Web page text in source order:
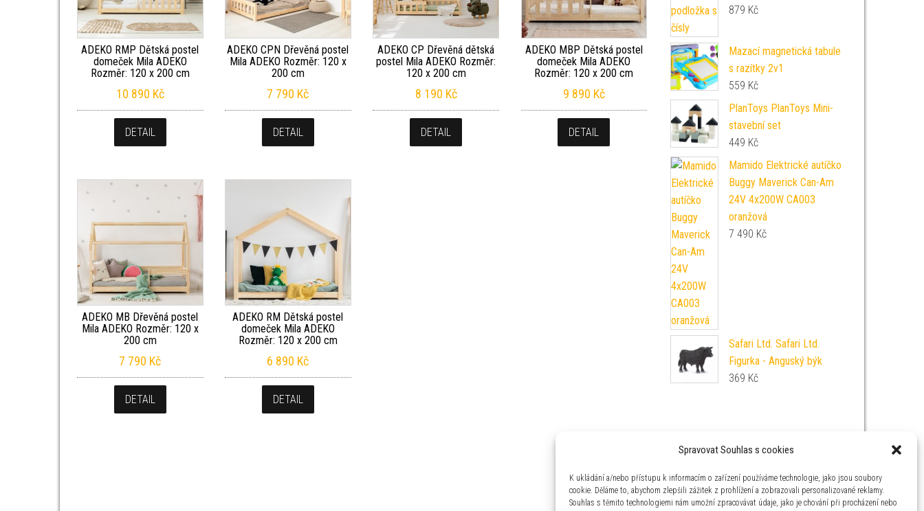
Spravovat Souhlas s cookies
K ukládání a/nebo přístupu k informacím o zařízení používáme technologie, jako jsou soubory
cookie. Děláme to, abychom zlepšili zážitek z prohlížení a zobrazovali personalizované reklamy.
Souhlas s těmito technologiemi nám umožní zpracovávat údaje, jako je chování při procházení nebo
ADEKO RMP Dětská postel
domeček Mila ADEKO
Rozměr: 120 x 200 cm
10 890 Kč
DETAIL
ADEKO CPN Dřevěná postel
Mila ADEKO Rozměr: 120 x
200 cm
7 790 Kč
DETAIL
ADEKO CP Dřevěná dětská
postel Mila ADEKO Rozměr:
120 x 200 cm
8 190 Kč
DETAIL
ADEKO MBP Dětská postel
domeček Mila ADEKO
Rozměr: 120 x 200 cm
9 890 Kč
DETAIL
ADEKO MB Dřevěná postel
Mila ADEKO Rozměr: 120 x
200 cm
7 790 Kč
DETAIL
ADEKO RM Dětská postel
domeček Mila ADEKO
Rozměr: 120 x 200 cm
6 890 Kč
DETAIL
879 Kč
Mazací magnetická tabule
s razítky 2v1
559 Kč
PlanToys PlanToys Mini-
stavební set
449 Kč
Mamido Elektrické autíčko
Buggy Maverick Can-Am
24V 4x200W CA003
oranžová
7 490 Kč
Safari Ltd. Safari Ltd.
Figurka - Anguský býk
369 Kč